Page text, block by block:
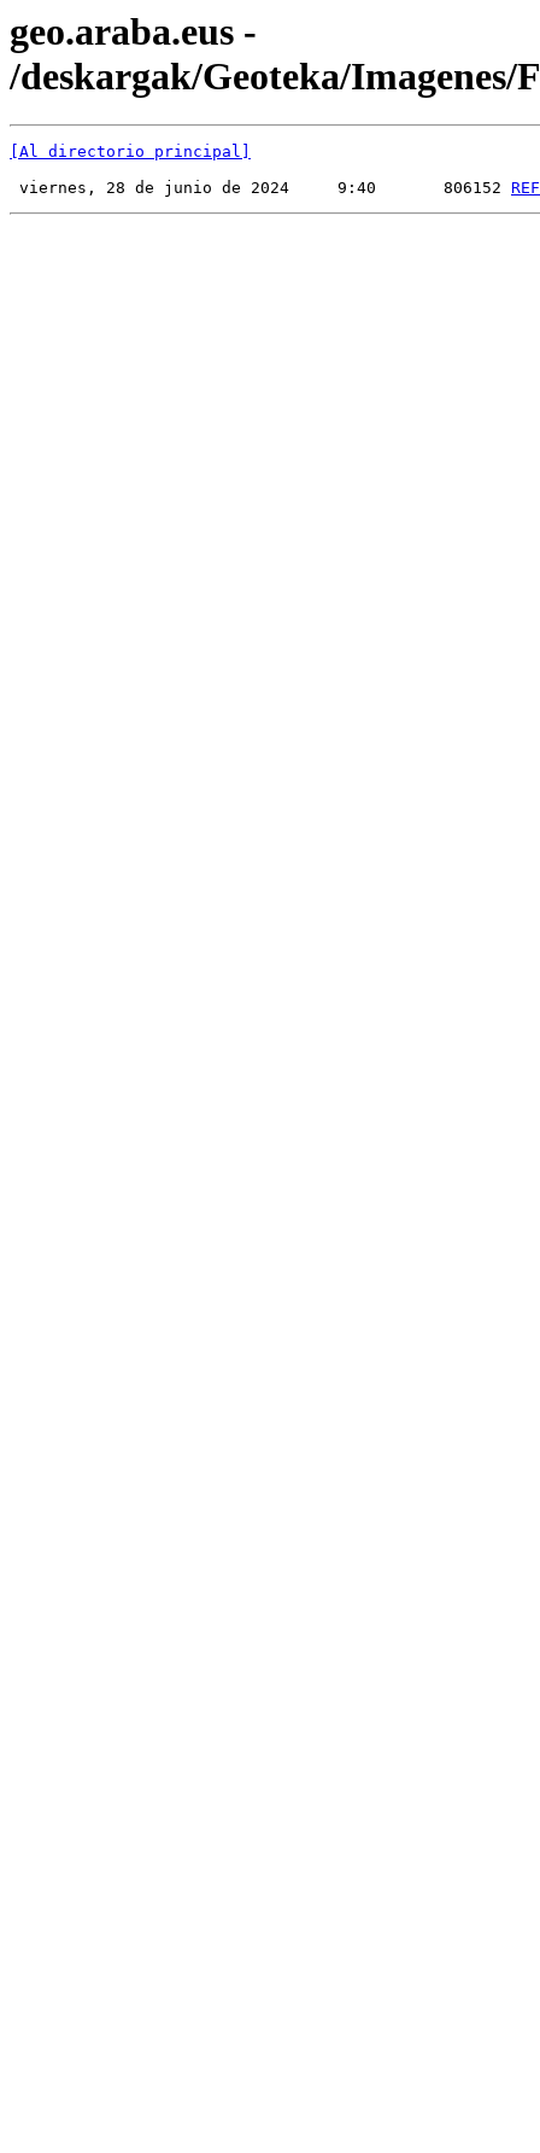
geo.araba.eus -
/deskargak/Geoteka/Imagenes/
[Al directorio principal]
viernes, 28 de junio de 2024     9:40       806152